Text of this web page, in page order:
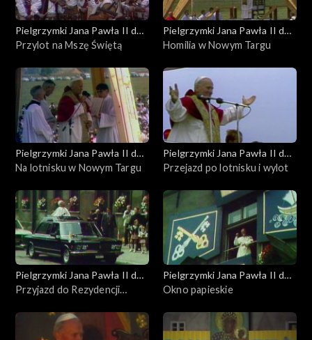
Pielgrzymki Jana Pawła II do
Polski
Przylot na Mszę Świętą
Pielgrzymki Jana Pawła II do
Polski
Homilia w Nowym Targu
Pielgrzymki Jana Pawła II do
Polski
Na lotnisku w Nowym Targu
Pielgrzymki Jana Pawła II do
Polski
Przejazd po lotnisku i wylot
Pielgrzymki Jana Pawła II do
Polski
Przyjazd do Rezydencji
Pielgrzymki Jana Pawła II do
Polski
Okno papieskie